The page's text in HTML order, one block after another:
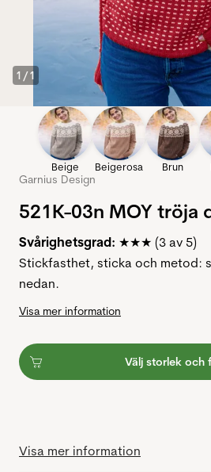
1 /1
Beige Beigerosa Brun
Garnius Design
521K-03n MOY tröja
Svårighetsgrad: ★★★ (3 av 5)
Stickfasthet, sticka och metod:
nedan.
Visa mer information
Välj storlek och
Visa mer information